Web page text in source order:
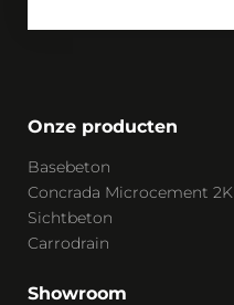
Onze producten
Basebeton
Concrada Microcement 2K
Sichtbeton
Carrodrain
Showroom